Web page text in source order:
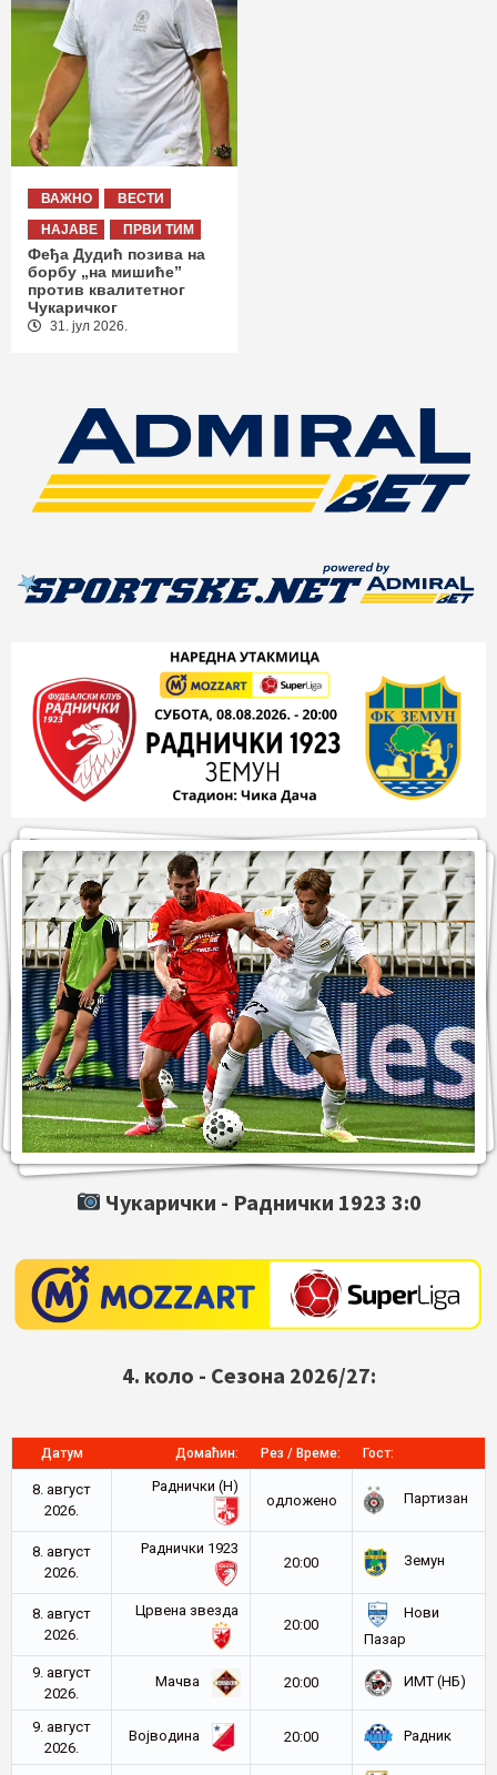
ВАЖНО
ВЕСТИ
НАЈАВЕ
ПРВИ ТИМ
Феђа Дудић позива на
борбу „на мишиће”
против квалитетног
Чукаричког
31. јул 2026.
Чукарички - Раднички 1923 3:0
4. коло - Сезона 2026/27:
Датум Домаћин: Рез / Време: Гост:
8. август
2026.
Раднички (Н)
oдложено
Партизан
8. август
2026.
Раднички 1923
20:00
Земун
8. август
2026.
Црвена звезда
20:00
Нови
Пазар
9. август
2026.
Мачва 20:00 ИМТ (НБ)
9. август
2026.
Војводина 20:00 Радник